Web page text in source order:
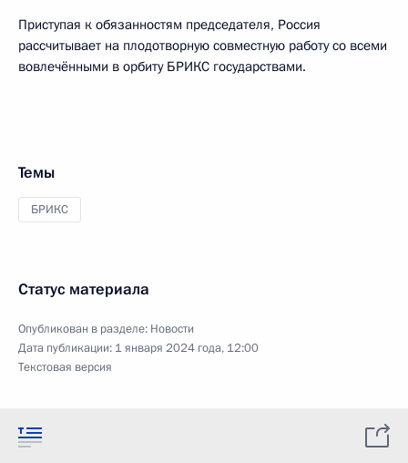
Приступая к обязанностям председателя, Россия
рассчитывает на плодотворную совместную работу со всеми
вовлечёнными в орбиту БРИКС государствами.
Темы
БРИКС
Статус материала
Опубликован в разделе: Новости
Дата публикации: 1 января 2024 года, 12:00
Текстовая версия